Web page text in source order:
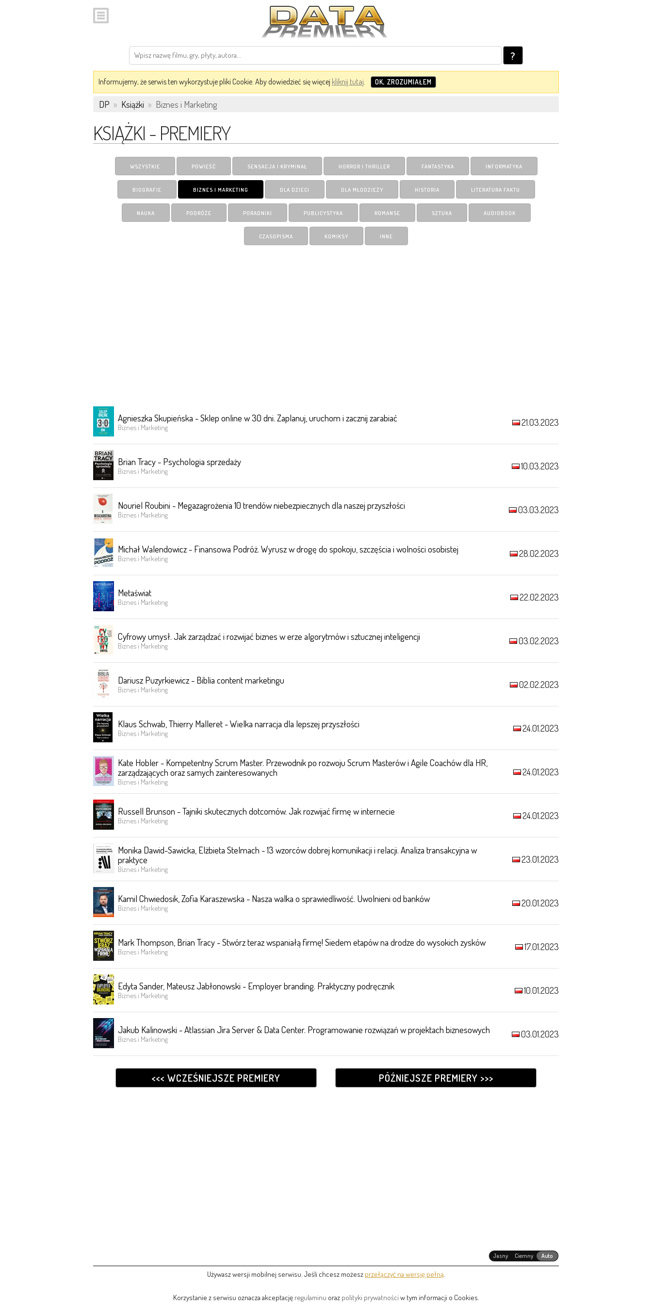
?
Informujemy, że serwis ten wykorzystuje pliki Cookie. Aby dowiedzieć się więcej kliknij tutaj. OK, ZROZUMIAŁEM
DP » Książki » Biznes i Marketing
KSIĄŻKI - PREMIERY
WSZYSTKIE POWIEŚĆ SENSACJA I KRYMINAŁ HORROR I THRILLER FANTASTYKA INFORMATYKA
BIOGRAFIE BIZNES I MARKETING DLA DZIECI DLA MŁODZIEŻY HISTORIA LITERATURA FAKTU
NAUKA PODRÓŻE PORADNIKI PUBLICYSTYKA ROMANSE SZTUKA AUDIOBOOK
CZASOPISMA KOMIKSY INNE
Agnieszka Skupieńska - Sklep online w 30 dni. Zaplanuj, uruchom i zacznij zarabiać
Biznes i Marketing 21.03.2023
Brian Tracy - Psychologia sprzedaży
Biznes i Marketing 10.03.2023
Nouriel Roubini - Megazagrożenia 10 trendów niebezpiecznych dla naszej przyszłości
Biznes i Marketing 03.03.2023
Michał Walendowicz - Finansowa Podróż. Wyrusz w drogę do spokoju, szczęścia i wolności osobistej
Biznes i Marketing 28.02.2023
Metaświat
Biznes i Marketing 22.02.2023
Cyfrowy umysł. Jak zarządzać i rozwijać biznes w erze algorytmów i sztucznej inteligencji
Biznes i Marketing 03.02.2023
Dariusz Puzyrkiewicz - Biblia content marketingu
Biznes i Marketing 02.02.2023
Klaus Schwab, Thierry Malleret - Wielka narracja dla lepszej przyszłości
Biznes i Marketing 24.01.2023
Kate Hobler - Kompetentny Scrum Master. Przewodnik po rozwoju Scrum Masterów i Agile Coachów dla HR,
zarządzających oraz samych zainteresowanych
Biznes i Marketing
24.01.2023
Russell Brunson - Tajniki skutecznych dotcomów. Jak rozwijać firmę w internecie
Biznes i Marketing 24.01.2023
Monika Dawid-Sawicka, Elżbieta Stelmach - 13 wzorców dobrej komunikacji i relacji. Analiza transakcyjna w
praktyce
Biznes i Marketing
23.01.2023
Kamil Chwiedosik, Zofia Karaszewska - Nasza walka o sprawiedliwość. Uwolnieni od banków
Biznes i Marketing 20.01.2023
Mark Thompson, Brian Tracy - Stwórz teraz wspaniałą firmę! Siedem etapów na drodze do wysokich zysków
Biznes i Marketing 17.01.2023
Edyta Sander, Mateusz Jabłonowski - Employer branding. Praktyczny podręcznik
Biznes i Marketing 10.01.2023
Jakub Kalinowski - Atlassian Jira Server & Data Center. Programowanie rozwiązań w projektach biznesowych
Biznes i Marketing 03.01.2023
<<< WCZEŚNIEJSZE PREMIERY PÓŹNIEJSZE PREMIERY >>>
Jasny Ciemny Auto
Używasz wersji mobilnej serwisu. Jeśli chcesz możesz przełączyć na wersję pełną
Korzystanie z serwisu oznacza akceptację regulaminu oraz polityki prywatności w tym informacji o Cookies.